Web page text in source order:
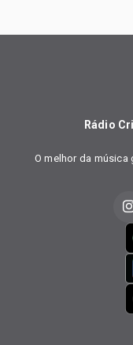
Rádio
O melhor da